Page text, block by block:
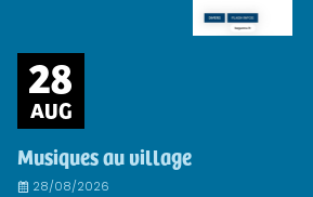
28
AUG
Musiques au village
28/08/2026